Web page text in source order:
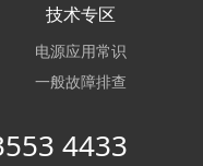
技术专区
电源应用常识
一般故障排查
4433